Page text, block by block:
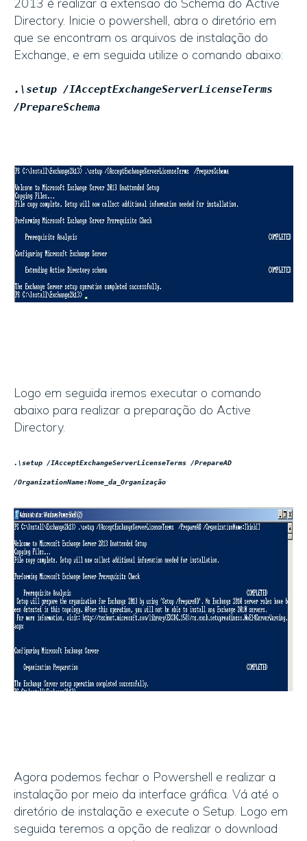
Directory. Inicie o powershell, abra o diretório em
que se encontram os arquivos de instalação do
Exchange, e em seguida utilize o comando abaixo:
.\setup /IAcceptExchangeServerLicenseTerms
/PrepareSchema
Logo em seguida iremos executar o comando
abaixo para realizar a preparação do Active
Directory.
.\setup /IAcceptExchangeServerLicenseTerms /PrepareAD
/OrganizationName:Nome_da_Organização
Agora podemos fechar o Powershell e realizar a
instalação por meio da interface gráfica. Vá até o
diretório de instalação e execute o Setup. Logo em
seguida teremos a opção de realizar o download